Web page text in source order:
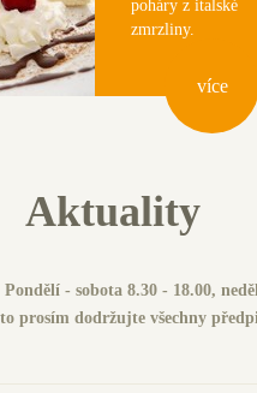
poháry z italské
zmrzliny.
ví­ce
Aktuality
- sobota 8.30 - 18.00,
prosím dodržujte všechny